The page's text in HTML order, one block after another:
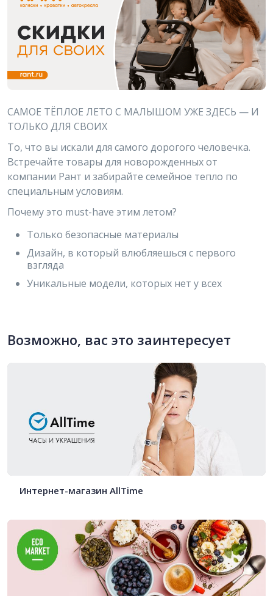
САМОЕ ТЁПЛОЕ ЛЕТО С МАЛЫШОМ УЖЕ ЗДЕСЬ — И
ТОЛЬКО ДЛЯ СВОИХ
То, что вы искали для самого дорогого человечка.
Встречайте товары для новорожденных от
компании Рант и забирайте семейное тепло по
специальным условиям.
Почему это must-have этим летом?
Только безопасные материалы
Дизайн, в который влюбляешься с первого
взгляда
Уникальные модели, которых нет у всех
Возможно, вас это заинтересует
Интернет-магазин AllTime